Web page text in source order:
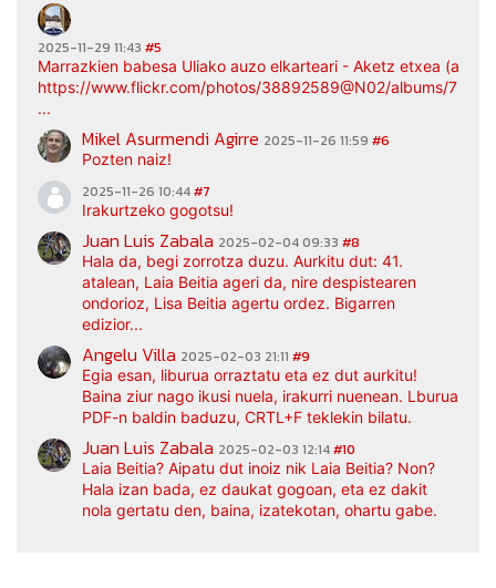
2025-11-29 11:43 #5
Marrazkien babesa Uliako auzo elkarteari - Aketz etxea
https://www.flickr.com/photos/38892589@N02/albums/
...
Mikel Asurmendi Agirre 2025-11-26 11:59 #6
Pozten naiz!
2025-11-26 10:44#7
Irakurtzeko gogotsu!
Juan Luis Zabala 2025-02-04 09:33 #8
Hala da, begi zorrotza duzu. Aurkitu dut: 41.
atalean, Laia Beitia ageri da, nire despistearen
ondorioz, Lisa Beitia agertu ordez. Bigarren
edizior...
Angelu Villa 2025-02-03 21:11 #9
Egia esan, liburua orraztatu eta ez dut aurkitu!
Baina ziur nago ikusi nuela, irakurri nuenean. Lburua
PDF-n baldin baduzu, CRTL+F teklekin bilatu.
Juan Luis Zabala 2025-02-03 12:14#10
Laia Beitia? Aipatu dut inoiz nik Laia Beitia? Non?
Hala izan bada, ez daukat gogoan, eta ez dakit
nola gertatu den, baina, izatekotan, ohartu gabe.